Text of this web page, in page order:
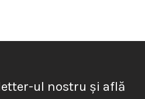
ul nostru și află